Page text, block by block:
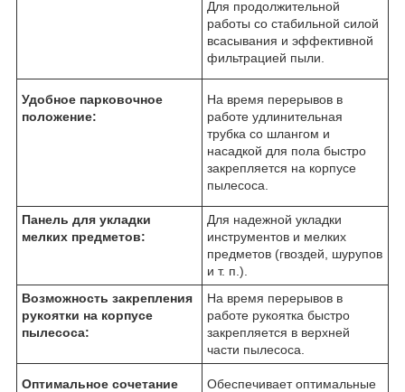
Для продолжительной
работы со стабильной силой
всасывания и эффективной
фильтрацией пыли.
Удобное парковочное
положение:
На время перерывов в
работе удлинительная
трубка со шлангом и
насадкой для пола быстро
закрепляется на корпусе
пылесоса.
Панель для укладки
мелких предметов:
Для надежной укладки
инструментов и мелких
предметов (гвоздей, шурупов
и т. п.).
Возможность закрепления
рукоятки на корпусе
пылесоса:
На время перерывов в
работе рукоятка быстро
закрепляется в верхней
части пылесоса.
Оптимальное сочетание
Обеспечивает оптимальные